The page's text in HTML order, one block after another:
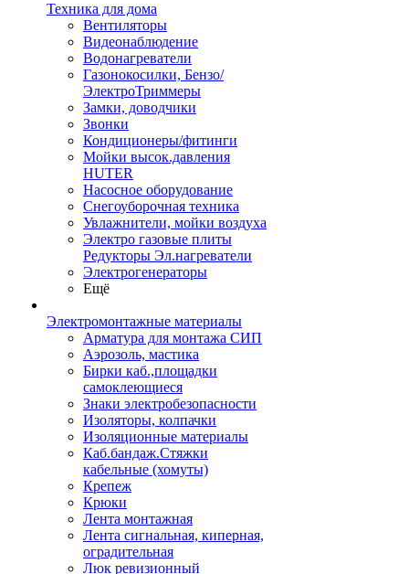
Техника для дома
Вентиляторы
Видеонаблюдение
Водонагреватели
Газонокосилки, Бензо/
ЭлектроТриммеры
Замки, доводчики
Звонки
Кондиционеры/фитинги
Мойки высок.давления
HUTER
Насосное оборудование
Снегоуборочная техника
Увлажнители, мойки воздуха
Электро газовые плиты
Редукторы Эл.нагреватели
Электрогенераторы
Ещё
Электромонтажные материалы
Арматура для монтажа СИП
Аэрозоль, мастика
Бирки каб.,площадки
самоклеющиеся
Знаки электробезопасности
Изоляторы, колпачки
Изоляционные материалы
Каб.бандаж.Стяжки
кабельные (хомуты)
Крепеж
Крюки
Лента монтажная
Лента сигнальная, киперная,
оградительная
Люк ревизионный